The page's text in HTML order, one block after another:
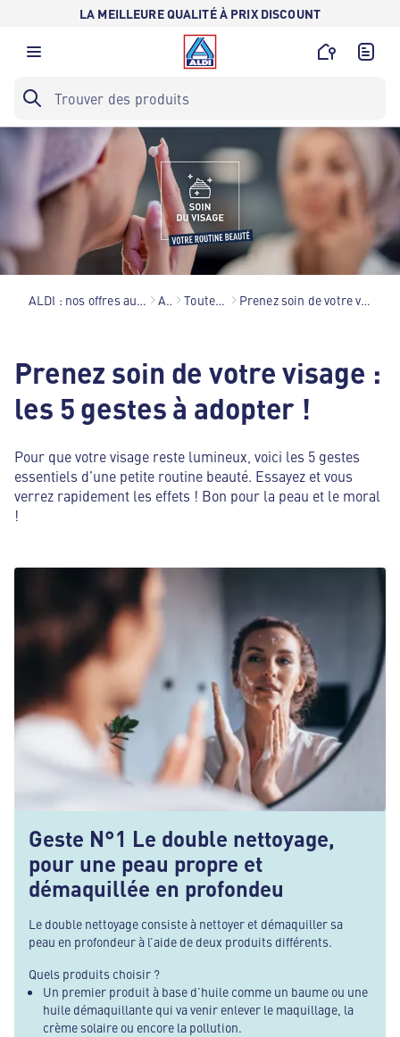
LA MEILLEURE QUALITÉ À PRIX DISCOUNT
ALDI : nos offres au meilleur prix toute l’année ! Astuces Toutes nos astuces Prenez soin de votre visage : les 5 gestes à adopter
Prenez soin de votre visage :
les 5 gestes à adopter !
Pour que votre visage reste lumineux, voici les 5 gestes
essentiels d’une petite routine beauté. Essayez et vous
verrez rapidement les effets ! Bon pour la peau et le moral
!
Geste N°1 Le double nettoyage,
pour une peau propre et
démaquillée en profondeu
Le double nettoyage consiste à nettoyer et démaquiller sa
peau en profondeur à l’aide de deux produits différents.
Quels produits choisir ?
Un premier produit à base d’huile comme un baume ou une
huile démaquillante qui va venir enlever le maquillage, la
crème solaire ou encore la pollution.